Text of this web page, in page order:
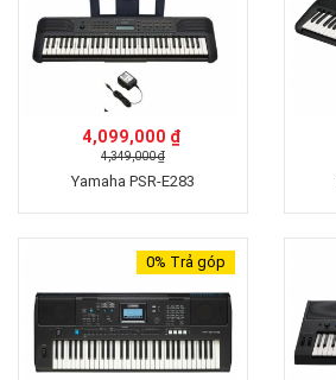
4,099,000 ₫
4,349,000 ₫
Yamaha PSR-E283
0% Trả góp